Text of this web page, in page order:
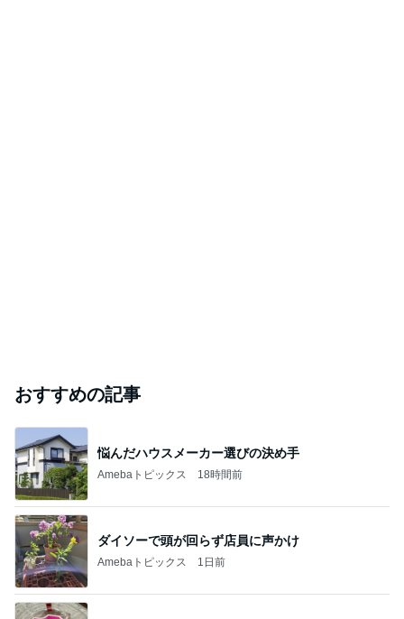
おすすめの記事
悩んだハウスメーカー選びの決め手
Amebaトピックス 18時間前
ダイソーで頭が回らず店員に声かけ
Amebaトピックス 1日前